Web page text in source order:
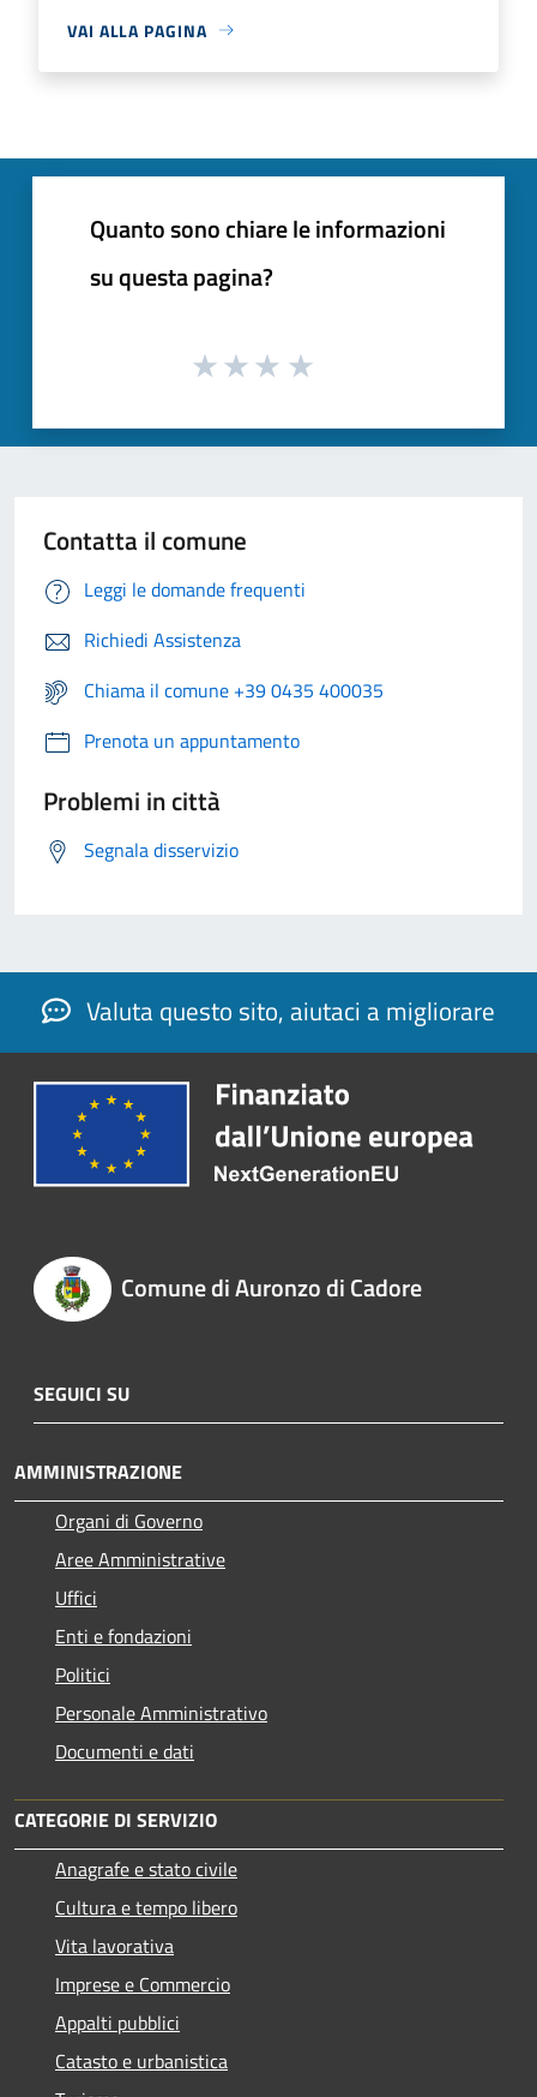
VAI ALLA PAGINA
Quanto sono chiare le informazioni
su questa pagina?
Contatta il comune
Leggi le domande frequenti
Richiedi Assistenza
Chiama il comune +39 0435 400035
Prenota un appuntamento
Problemi in città
Segnala disservizio
Valuta questo sito, aiutaci a migliorare
Comune di Auronzo di Cadore
SEGUICI SU
AMMINISTRAZIONE
Organi di Governo
Aree Amministrative
Uffici
Enti e fondazioni
Politici
Personale Amministrativo
Documenti e dati
CATEGORIE DI SERVIZIO
Anagrafe e stato civile
Cultura e tempo libero
Vita lavorativa
Imprese e Commercio
Appalti pubblici
Catasto e urbanistica